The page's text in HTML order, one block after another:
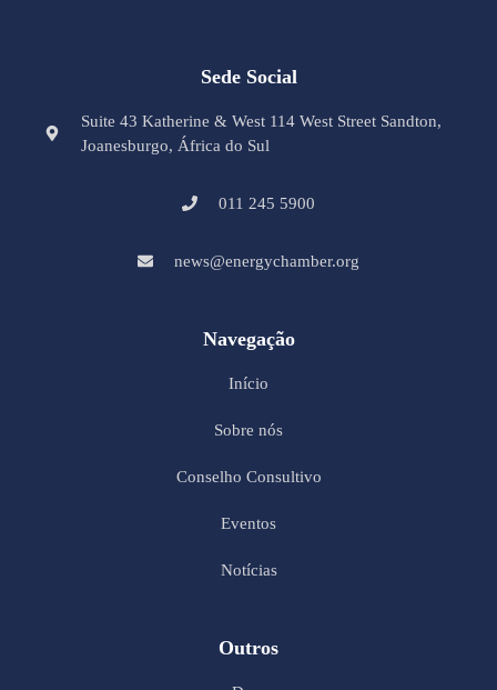
Sede Social
Suite 43 Katherine & West 114 West Street Sandton,
Joanesburgo, África do Sul
011 245 5900
news@energychamber.org
Navegação
Início
Sobre nós
Conselho Consultivo
Eventos
Notícias
Outros